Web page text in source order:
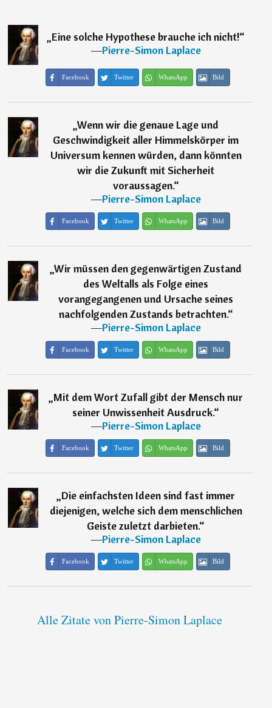
„Eine solche Hypothese brauche ich nicht!“
―Pierre-Simon Laplace
Facebook Twitter WhatsApp Bild
„Wenn wir die genaue Lage und
Geschwindigkeit aller Himmelskörper im
Universum kennen würden, dann könnten
wir die Zukunft mit Sicherheit
voraussagen.“
―Pierre-Simon Laplace
Facebook Twitter WhatsApp Bild
„Wir müssen den gegenwärtigen Zustand
des Weltalls als Folge eines
vorangegangenen und Ursache seines
nachfolgenden Zustands betrachten.“
―Pierre-Simon Laplace
Facebook Twitter WhatsApp Bild
„Mit dem Wort Zufall gibt der Mensch nur
seiner Unwissenheit Ausdruck.“
―Pierre-Simon Laplace
Facebook Twitter WhatsApp Bild
„Die einfachsten Ideen sind fast immer
diejenigen, welche sich dem menschlichen
Geiste zuletzt darbieten.“
―Pierre-Simon Laplace
Facebook Twitter WhatsApp Bild
Alle Zitate von Pierre-Simon Laplace